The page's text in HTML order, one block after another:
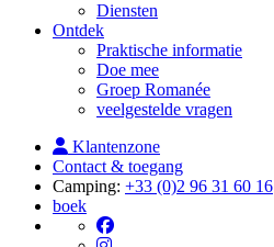
Diensten
Ontdek
Praktische informatie
Doe mee
Groep Romanée
veelgestelde vragen
Klantenzone
Contact & toegang
Camping: +33 (0)2 96 31 60 16
boek